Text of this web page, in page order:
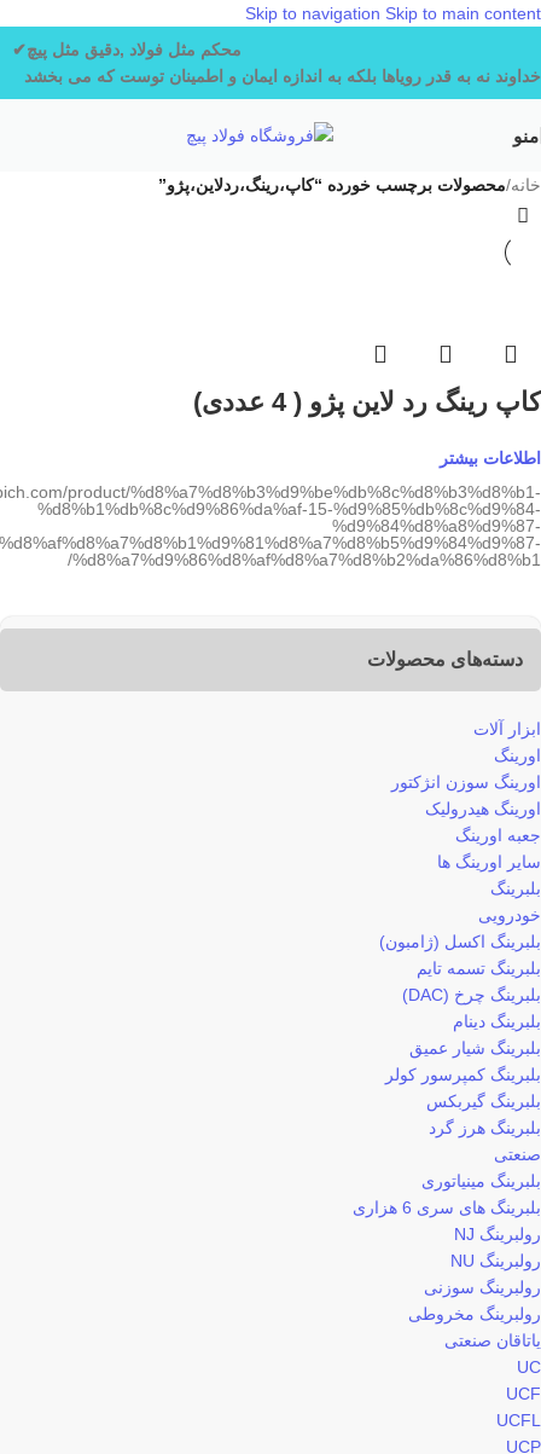
Skip to navigation Skip to main content
محکم مثل فولاد ,دقیق مثل پیچ✔
خداوند نه به قدر رویاها بلکه به اندازه ایمان و اطمینان توست که می بخشد
منو
دسته‌های محصولات
ابزار آلات
اورینگ
اورینگ سوزن انژکتور
اورینگ هیدرولیک
جعبه اورینگ
سایر اورینگ ها
بلبرینگ
خودرویی
بلبرینگ اکسل (ژامبون)
بلبرینگ تسمه تایم
بلبرینگ چرخ (DAC)
بلبرینگ دینام
بلبرینگ شیار عمیق
بلبرینگ کمپرسور کولر
بلبرینگ گیربکس
بلبرینگ هرز گرد
صنعتی
بلبرینگ مینیاتوری
بلبرینگ های سری 6 هزاری
رولبرینگ NJ
رولبرینگ NU
رولبرینگ سوزنی
رولبرینگ مخروطی
یاتاقان صنعتی
UC
UCF
UCFL
UCP
خانه/محصولات برچسب خورده “کاپ،رینگ،ردلاین،پژو”
کاپ رینگ رد لاین پژو ( 4 عددی)
اطلاعات بیشتر
product/%d8%a7%d8%b3%d9%be%db%8c%d8%b3%d8%b1-
%d8%b1%db%8c%d9%86%da%af-15-%d9%85%db%8c%d9%84-
%d9%84%d8%a8%d9%87-
%d8%af%d8%a7%d8%b1%d9%81%d8%a7%d8%b5%d9%84%d9%87-
%d8%a7%d9%86%d8%af%d8%a7%d8%b2%da%86%d8%b1/